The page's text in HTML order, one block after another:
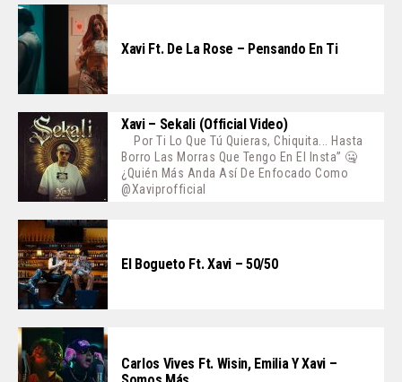
Xavi Ft. De La Rose – Pensando En Ti
Xavi – Sekali (Official Video)
Por Ti Lo Que Tú Quieras, Chiquita... Hasta
Borro Las Morras Que Tengo En El Insta” 🤐
¿Quién Más Anda Así De Enfocado Como
@xaviprofficial
El Bogueto Ft. Xavi – 50/50
Carlos Vives Ft. Wisin, Emilia Y Xavi –